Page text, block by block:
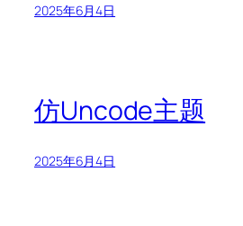
2025年6月4日
仿Uncode主题
2025年6月4日